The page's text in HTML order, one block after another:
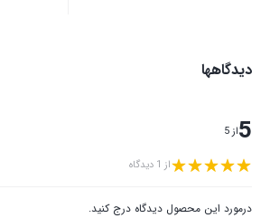
دیدگاهها
5از 5
از 1 دیدگاه
درمورد این محصول دیدگاه درج کنید.